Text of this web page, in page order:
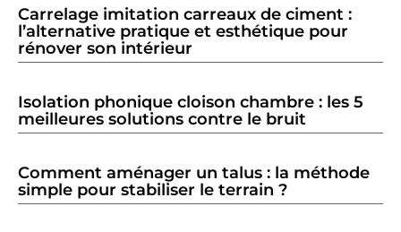
Carrelage imitation carreaux de ciment :
l’alternative pratique et esthétique pour
rénover son intérieur
Isolation phonique cloison chambre : les 5
meilleures solutions contre le bruit
Comment aménager un talus : la méthode
simple pour stabiliser le terrain ?